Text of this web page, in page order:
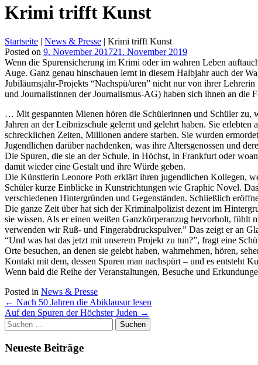
Krimi trifft Kunst
Startseite | News & Presse | Krimi trifft Kunst
Posted on 9. November 201721. November 2019
Wenn die Spurensicherung im Krimi oder im wahren Leben
Auge. Ganz genau hinschauen lernt in diesem Halbjahr auch der
Jubiläumsjahr-Projekts “Nachspü/uren” nicht nur von ihrer
und Journalistinnen der Journalismus-AG) haben sich ihnen an die
… Mit gespannten Mienen hören die Schülerinnen und Schüler zu,
Jahren an der Leibnizschule gelernt und gelehrt haben. Sie
schrecklichen Zeiten, Millionen andere starben. Sie wurden
Jugendlichen darüber nachdenken, was ihre Altersgenossen und
Die Spuren, die sie an der Schule, in Höchst, in Frankfurt oder
damit wieder eine Gestalt und ihre Würde geben.
Die Künstlerin Leonore Poth erklärt ihren jugendlichen Kollegen,
Schüler kurze Einblicke in Kunstrichtungen wie Graphic Novel.
verschiedenen Hintergründen und Gegenständen. Schließlich
Die ganze Zeit über hat sich der Kriminalpolizist dezent im
sie wissen. Als er einen weißen Ganzkörperanzug hervorholt, fühlt
verwenden wir Ruß- und Fingerabdruckspulver.” Das zeigt er an
“Und was hat das jetzt mit unserem Projekt zu tun?”, fragt eine
Orte besuchen, an denen sie gelebt haben, wahrnehmen, hören,
Kontakt mit dem, dessen Spuren man nachspürt – und es entsteht
Wenn bald die Reihe der Veranstaltungen, Besuche und
Posted in News & Presse
Post
navigation
← Nach 50 Jahren die Abiklausur lesen
Auf den Spuren der Höchster Juden →
Suchen
nach:
Neueste Beiträge